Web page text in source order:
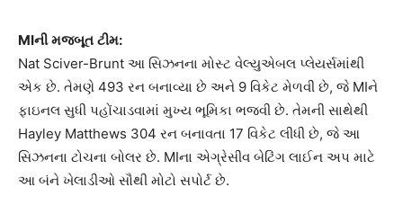
MIની મજબૂત ટીમ:
Nat Sciver-Brunt આ સિઝનના મોસ્ટ વેલ્યુએબલ પ્લેયર્સમાંથી
એક છે. તેમણે 493 રન બનાવ્યા છે અને 9 વિકેટ મેળવી છે, જે MIને
ફાઇનલ સુધી પહોંચાડવામાં મુખ્ય ભૂમિકા ભજવી છે. તેમની સાથેથી
Hayley Matthews 304 રન બનાવતા 17 વિકેટ લીધી છે, જે આ
સિઝનના ટોચના બોલર છે. MIના એગ્રેસીવ બેટિંગ લાઈન અપ માટે
આ બંને ખેલાડીઓ સૌથી મોટો સપોર્ટ છે.